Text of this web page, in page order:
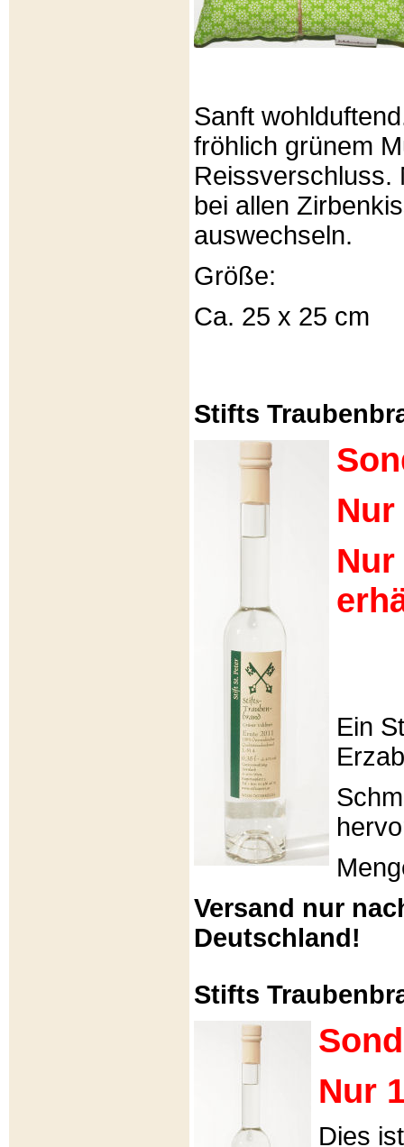
Sanft
fröhlich grünem
Reissverschluss.
bei allen
auswechseln.
Größe:
Ca. 25 x 25 cm
Stifts
Nur
Ein
Versand nur
Deutschland!
Stifts
Nur
Dies